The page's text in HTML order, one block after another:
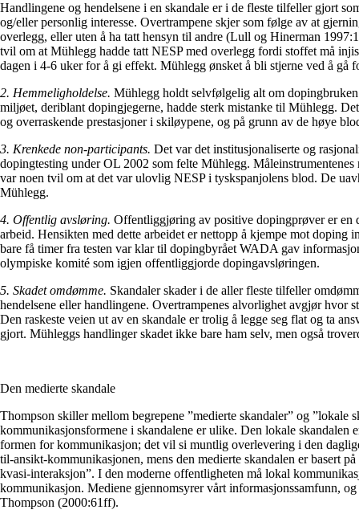
Handlingene og hendelsene i en skandale er i de fleste tilfeller gjort
og/eller personlig interesse. Overtrampene skjer som følge av at
overlegg, eller uten å ha tatt hensyn til andre (Lull og Hinerman
tvil om at Mühlegg hadde tatt NESP med overlegg fordi stoffet må
dagen i 4-6 uker for å gi effekt. Mühlegg ønsket å bli stjerne ved å gå
2. Hemmeligholdelse. Mühlegg holdt selvfølgelig alt om
miljøet, deriblant dopingjegerne, hadde sterk mistanke til Mühlegg.
og overraskende prestasjoner i skiløypene, og på grunn av de høye
3. Krenkede non-participants. Det var det institusjonaliserte og
dopingtesting under OL 2002 som felte Mühlegg. Måleinstrumentenes
var noen tvil om at det var ulovlig NESP i tyskspanjolens blod. De
Mühlegg.
4. Offentlig avsløring. Offentliggjøring av positive dopingprøver er en
arbeid. Hensikten med dette arbeidet er nettopp å kjempe mot doping
bare få timer fra testen var klar til dopingbyrået WADA gav
olympiske komité som igjen offentliggjorde dopingavsløringen.
5. Skadet omdømme. Skandaler skader i de aller fleste tilfeller
hendelsene eller handlingene. Overtrampenes alvorlighet avgjør hvor
Den raskeste veien ut av en skandale er trolig å legge seg flat og ta
gjort. Mühleggs handlinger skadet ikke bare ham selv, men også
Den medierte skandale
Thompson skiller mellom begrepene ”medierte skandaler” og ”lokale
kommunikasjonsformene i skandalene er ulike. Den lokale skandalen
formen for kommunikasjon; det vil si muntlig overlevering i den
til-ansikt-kommunikasjonen, mens den medierte skandalen er basert
kvasi-interaksjon”. I den moderne offentligheten må lokal
kommunikasjon. Mediene gjennomsyrer vårt informasjonssamfunn,
Thompson (2000:61ff).